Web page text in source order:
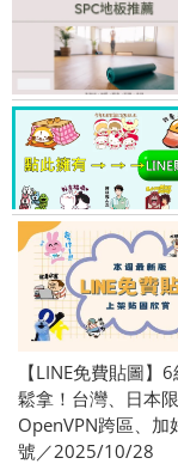
【LINE免費貼圖】
鬆拿！台灣、日本
OpenVPN跨區、加
號／2025/10/28